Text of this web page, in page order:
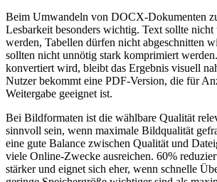
Beim Umwandeln von DOCX-Dokumenten
Lesbarkeit besonders wichtig. Text sollte nicht
werden, Tabellen dürfen nicht abgeschnitten
sollten nicht unnötig stark komprimiert
konvertiert wird, bleibt das Ergebnis visuell
Nutzer bekommt eine PDF-Version, die für
Weitergabe geeignet ist.
Bei Bildformaten ist die wählbare Qualität
sinnvoll sein, wenn maximale Bildqualität
eine gute Balance zwischen Qualität und
viele Online-Zwecke ausreichen. 60%
stärker und eignet sich eher, wenn schnelle